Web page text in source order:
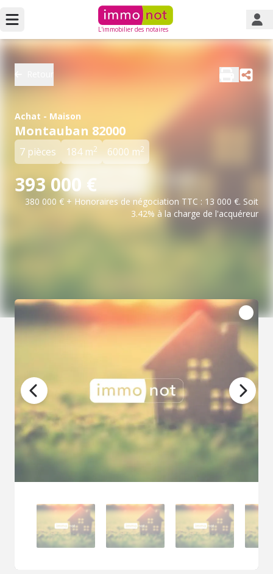
L'immobilier des notaires
Achat - Maison
Montauban 82000
7 pièces 184 m2 6000 m2
393 000 €
380 000 € + Honoraires de négociation TTC : 13 000 €. Soit
3.42% à la charge de l'acquéreur